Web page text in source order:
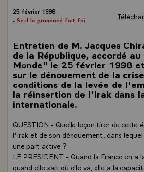
25 février 1998
- Seul le prononcé fait foi
Entretien de M. Jacques
de la République, accordé
Monde" le 25 février 1998
sur le dénouement de la
conditions de la levée de
la réinsertion de l'Irak dans
internationale.
QUESTION - Quelle leçon tirer de cette
l'Irak et de son dénouement, dans lequel
une part active ?
LE PRESIDENT - Quand la France en a
quand elle sait où elle va, elle a la